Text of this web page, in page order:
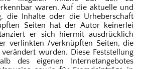
waren. Auf die aktuelle und
die Inhalte oder die Urheberschaft
Seiten hat der Autor keinerlei
er sich hiermit ausdrücklich
verlinkten /verknüpften Seiten, die
wurden. Diese Feststellung
des eigenen Internetangebotes